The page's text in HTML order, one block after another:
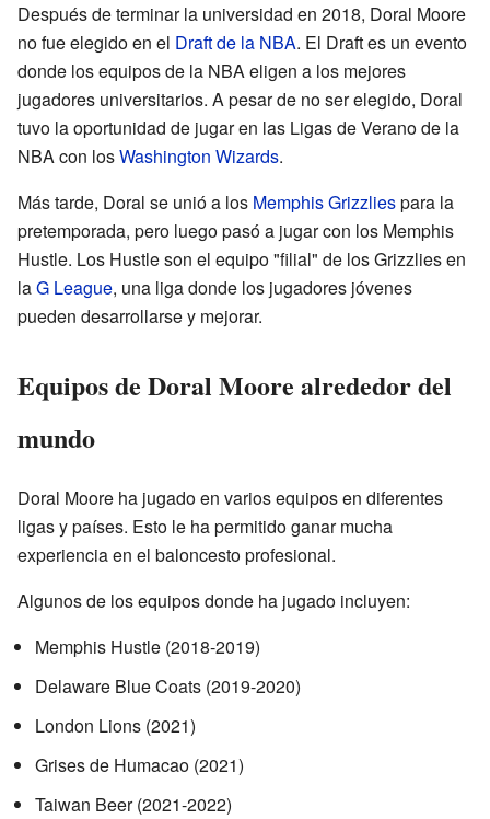
Después de terminar la universidad en 2018, Doral Moore
no fue elegido en el Draft de la NBA. El Draft es un evento
donde los equipos de la NBA eligen a los mejores
jugadores universitarios. A pesar de no ser elegido, Doral
tuvo la oportunidad de jugar en las Ligas de Verano de la
NBA con losWashington Wizards.
Más tarde, Doral se unió a los Memphis Grizzliespara la
pretemporada, pero luego pasó a jugar con los Memphis
Hustle. Los Hustle son el equipo "filial" de los Grizzlies en
laG League, una liga donde los jugadores jóvenes
pueden desarrollarse y mejorar.
Equipos de Doral Moore alrededor del
mundo
Doral Moore ha jugado en varios equipos en diferentes
ligas y países. Esto le ha permitido ganar mucha
experiencia en el baloncesto profesional.
Algunos de los equipos donde ha jugado incluyen:
Memphis Hustle (2018-2019)
Delaware Blue Coats (2019-2020)
London Lions (2021)
Grises de Humacao (2021)
Taiwan Beer (2021-2022)